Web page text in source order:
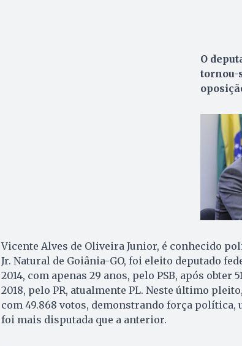
O
tornou-
Vicente Alves de Oliveira Junior, é conhecido
Jr. Natural de Goiânia-GO, foi eleito deputado
2014, com apenas 29 anos, pelo PSB, após obter
2018, pelo PR, atualmente PL. Neste último
com 49.868 votos, demonstrando força política,
foi mais disputada que a anterior.